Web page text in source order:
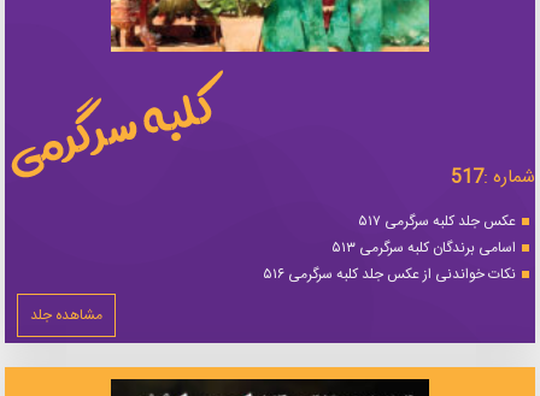
شماره :517
عکس جلد کلبه سرگرمی ۵۱۷
اسامی برندگان کلبه سرگرمی ۵۱۳
نکات خواندنی از عکس جلد کلبه سرگرمی ۵۱۶
مشاهده جلد